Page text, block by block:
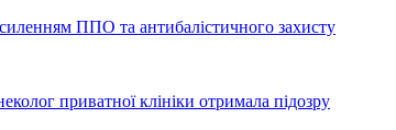
ППО та антибалістичного захисту
приватної клініки отримала підозру